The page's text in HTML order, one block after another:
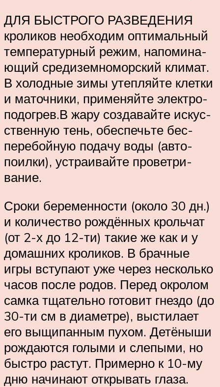
ДЛЯ БЫСТРОГО РАЗВЕДЕНИЯ
кроликов необ­ходим опти­маль­ный
тем­пера­тур­ный режим, напо­мина­
ющий сре­дизем­номор­ский климат.
В холо­дные зимы уте­пляй­те клетки
и ма­точ­ники, при­меняй­те элек­тро­
подо­грев.В жару соз­давай­те искус­
ствен­ную тень, обе­спечь­те бес­
пере­бой­ную пода­чу воды (авто­
поил­ки), устра­ивайте про­ветри­
вание.
Сроки беременности (около 30 дн.)
и количество рождённых крольчат
(от 2-х до 12-ти) такие же как и у
домашних кроликов. В брачные
игры вступают уже через несколько
часов после родов. Перед окролом
самка тщательно готовит гнездо (до
30-ти см в диаметре), выстилает
его выщипанным пухом. Детёныши
рождаются голыми и слепыми, но
быстро растут. Примерно к 10-му
дню начинают открывать глаза.